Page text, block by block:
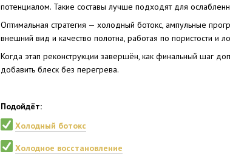
потенциалом. Такие составы лучше подходят для
Оптимальная стратегия — холодный ботокс, ампульные
внешний вид и качество полотна, работая по пористости и
Когда этап реконструкции завершён, как финальный шаг
добавить блеск без перегрева.
Подойдёт:
Холодный ботокс
Холодное восстановление